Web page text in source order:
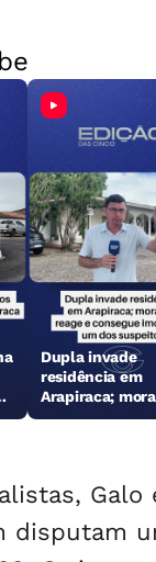
Dupla invade
residência em
Arapiraca;
reage e
Galo
disputam